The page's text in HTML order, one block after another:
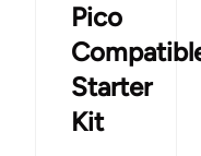
Pico
Starter
Kit